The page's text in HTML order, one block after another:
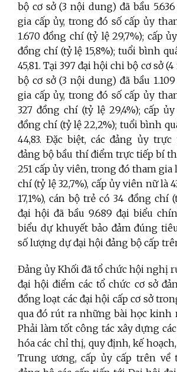
bộ cơ sở (3 nội dung) đã bầu
gia cấp ủy, trong đó số cấp ủy
1.670 đồng chí (tỷ lệ 29,7%); cấp
đồng chí (tỷ lệ 15,8%); tuổi bình
45,81. Tại 397 đại hội chi bộ cơ sở
bộ cơ sở (3 nội dung) đã bầu
gia cấp ủy, trong đó số cấp ủy
327 đồng chí (tỷ lệ 29,4%); cấp
đồng chí (tỷ lệ 22,2%); tuổi bình
44,83. Đặc biệt, các đảng ủy
đảng bộ bầu thí điểm trực tiếp bí
251 cấp ủy viên, trong đó tham gia
chí (tỷ lệ 32,7%), cấp ủy viên nữ là
17,1%), cán bộ trẻ có 34 đồng chí
đại hội đã bầu 9.689 đại biểu
biểu dự khuyết bảo đảm đúng
số lượng dự đại hội đảng bộ cấp
Đảng ủy Khối đã tổ chức hội nghị
đại hội điểm các tổ chức cơ sở
đồng loạt các đại hội cấp cơ sở
qua đó rút ra những bài học kinh
Phải làm tốt công tác xây dựng
hóa các chỉ thị, quy định, kế
Trung ương, cấp ủy cấp trên về